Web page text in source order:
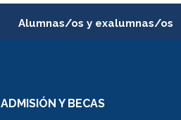
Alumnas/os y exalumnas/os
ADMISIÓN Y BECAS